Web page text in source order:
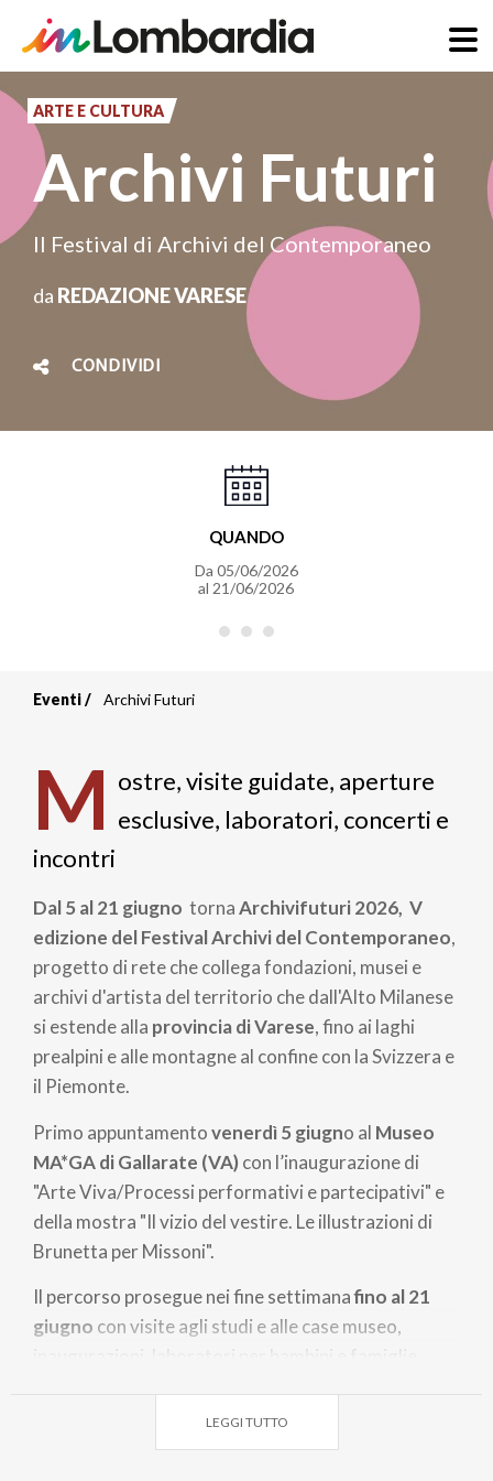
contenuto
principale
ARTE E CULTURA
Archivi Futuri
Il Festival di Archivi del Contemporaneo
da REDAZIONE VARESE
CONDIVIDI
QUANDO
Da 05/06/2026
al 21/06/2026
di
pane
Eventi Archivi Futuri
M ostre, visite guidate, aperture
esclusive, laboratori, concerti e
incontri
Dal 5 al 21 giugno tornaArchivifuturi 2026, V
edizione del Festival Archivi del Contemporaneo,
progetto di rete che collega fondazioni, musei e
archivi d'artista del territorio che dall'Alto Milanese
si estende alla provincia di Varese, fino ai laghi
prealpini e alle montagne al confine con la Svizzera e
il Piemonte.
Primo appuntamentovenerdì 5 giugno al Museo
MA*GA di Gallarate (VA) con l’inaugurazione di
"Arte Viva/Processi performativi e partecipativi" e
della mostra "Il vizio del vestire. Le illustrazioni di
Brunetta per Missoni".
Il percorso prosegue nei fine settimanafino al 21
giugno con visite agli studi e alle case museo,
inaugurazioni, laboratori per bambini e famiglie,
appuntamenti sono dedicati all’arte
contemporanea, al design, all’architettura e alla
LEGGI TUTTO